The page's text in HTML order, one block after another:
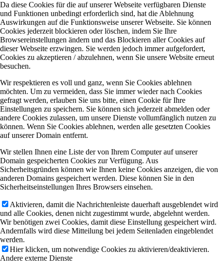
Da diese Cookies für die auf unserer Webseite verfügbaren Dienste
und Funktionen unbedingt erforderlich sind, hat die Ablehnung
Auswirkungen auf die Funktionsweise unserer Webseite. Sie können
Cookies jederzeit blockieren oder löschen, indem Sie Ihre
Browsereinstellungen ändern und das Blockieren aller Cookies auf
dieser Webseite erzwingen. Sie werden jedoch immer aufgefordert,
Cookies zu akzeptieren / abzulehnen, wenn Sie unsere Website erneut
besuchen.
Wir respektieren es voll und ganz, wenn Sie Cookies ablehnen
möchten. Um zu vermeiden, dass Sie immer wieder nach Cookies
gefragt werden, erlauben Sie uns bitte, einen Cookie für Ihre
Einstellungen zu speichern. Sie können sich jederzeit abmelden oder
andere Cookies zulassen, um unsere Dienste vollumfänglich nutzen zu
können. Wenn Sie Cookies ablehnen, werden alle gesetzten Cookies
auf unserer Domain entfernt.
Wir stellen Ihnen eine Liste der von Ihrem Computer auf unserer
Domain gespeicherten Cookies zur Verfügung. Aus
Sicherheitsgründen können wie Ihnen keine Cookies anzeigen, die von
anderen Domains gespeichert werden. Diese können Sie in den
Sicherheitseinstellungen Ihres Browsers einsehen.
Aktivieren, damit die Nachrichtenleiste dauerhaft ausgeblendet wird
und alle Cookies, denen nicht zugestimmt wurde, abgelehnt werden.
Wir benötigen zwei Cookies, damit diese Einstellung gespeichert wird.
Andernfalls wird diese Mitteilung bei jedem Seitenladen eingeblendet
werden.
Hier klicken, um notwendige Cookies zu aktivieren/deaktivieren.
Andere externe Dienste